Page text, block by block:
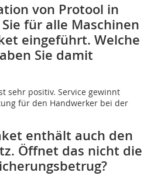
von Protool in
für alle Maschinen
eingeführt. Welche
Sie damit
sehr positiv. Service gewinnt
für den Handwerker bei der
enthält auch den
Öffnet das nicht die